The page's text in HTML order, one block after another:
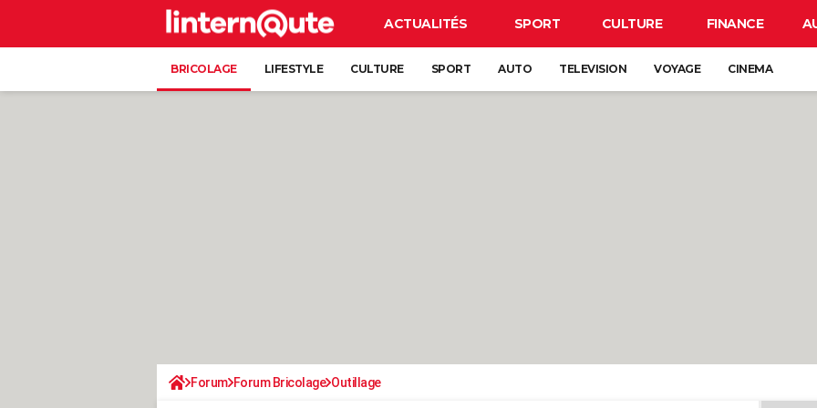
ACTUALITÉS SPORT CULTURE FINANCE
BRICOLAGE LIFESTYLE CULTURE SPORT AUTO TELEVISION VOYAGE CINEMA
Forum Forum Bricolage Outillage